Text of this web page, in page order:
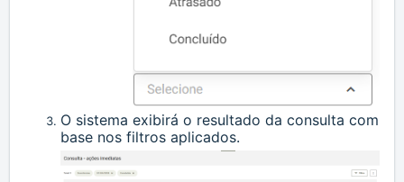
O sistema exibirá o resultado da consulta com
base nos filtros aplicados.